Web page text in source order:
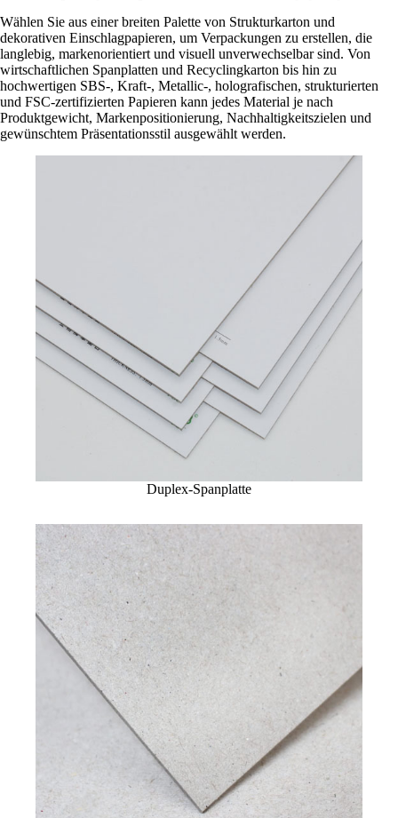
Wählen Sie aus einer breiten Palette von Strukturkarton und
dekorativen Einschlagpapieren, um Verpackungen zu erstellen, die
langlebig, markenorientiert und visuell unverwechselbar sind. Von
wirtschaftlichen Spanplatten und Recyclingkarton bis hin zu
hochwertigen SBS-, Kraft-, Metallic-, holografischen, strukturierten
und FSC-zertifizierten Papieren kann jedes Material je nach
Produktgewicht, Markenpositionierung, Nachhaltigkeitszielen und
gewünschtem Präsentationsstil ausgewählt werden.
Duplex-Spanplatte